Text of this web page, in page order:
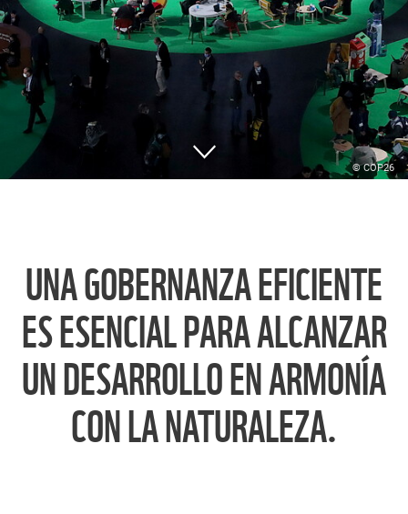
© COP26
UNA GOBERNANZA EFICIENTE
ES ESENCIAL PARA ALCANZAR
UN DESARROLLO EN ARMONÍA
CON LA NATURALEZA.